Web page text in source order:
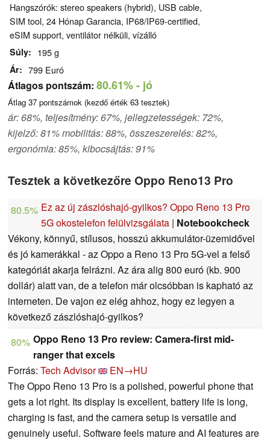
Hangszórók: stereo speakers (hybrid), USB cable,
SIM tool, 24 Hónap Garancia, IP68/​IP69-certified,
eSIM support, ventilátor nélküli, vízálló
Súly 195 g
Ár 799 Euró
Átlagos pontszám: 80.61%- jó
Átlag 37 pontszámok (kezdő érték 63 tesztek)
ár: 68%, teljesítmény: 67%, jellegzetességek: 72%,
kijelző: 81% mobilitás: 88%, összeszerelés: 82%,
ergonómia: 85%, kibocsájtás: 91%
Tesztek a következőre Oppo Reno13 Pro
80.5% Ez az új zászlóshajó-gyilkos? Oppo Reno 13 Pro
5G okostelefon felülvizsgálata | Notebookcheck
Vékony, könnyű, stílusos, hosszú akkumulátor-üzemidővel
és jó kamerákkal - az Oppo a Reno 13 Pro 5G-vel a felső
kategóriát akarja felrázni. Az ára alig 800 euró (kb. 900
dollár) alatt van, de a telefon már olcsóbban is kapható az
interneten. De vajon ez elég ahhoz, hogy ez legyen a
következő zászlóshajó-gyilkos?
80% Oppo Reno 13 Pro review: Camera-first mid-
ranger that excels
Forrás: Tech Advisor
EN→HU
The Oppo Reno 13 Pro is a polished, powerful phone that
gets a lot right. Its display is excellent, battery life is long,
charging is fast, and the camera setup is versatile and
genuinely useful. Software feels mature and AI features are